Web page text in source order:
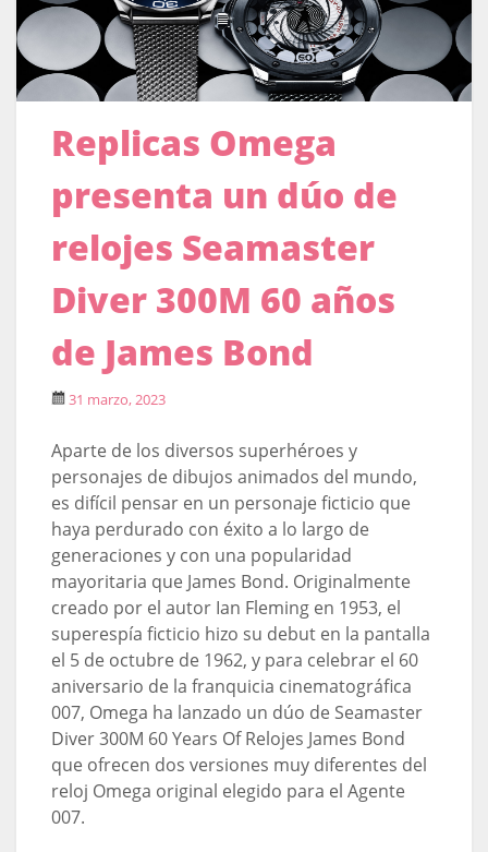
Replicas Omega
presenta un dúo de
relojes Seamaster
Diver 300M 60 años
de James Bond
31 marzo, 2023
Aparte de los diversos superhéroes y
personajes de dibujos animados del mundo,
es difícil pensar en un personaje ficticio que
haya perdurado con éxito a lo largo de
generaciones y con una popularidad
mayoritaria que James Bond. Originalmente
creado por el autor Ian Fleming en 1953, el
superespía ficticio hizo su debut en la pantalla
el 5 de octubre de 1962, y para celebrar el 60
aniversario de la franquicia cinematográfica
007, Omega ha lanzado un dúo de Seamaster
Diver 300M 60 Years Of Relojes James Bond
que ofrecen dos versiones muy diferentes del
reloj Omega original elegido para el Agente
007.